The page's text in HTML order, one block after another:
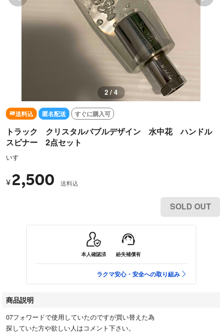
2 / 4
送料込 匿名配送 すぐに購入可
トラック クリスタルバブルデザイン 水中花 ハンドル
スピナー 2点セット
いすゞ
¥ 2,500 送料込
SOLD OUT
本人確認済 紛失補償有
ラクマ安心・安全への取り組み
商品説明
07フォワードで使用していたのですが買い替えた為
探していた方や欲しい人はコメント下さい。